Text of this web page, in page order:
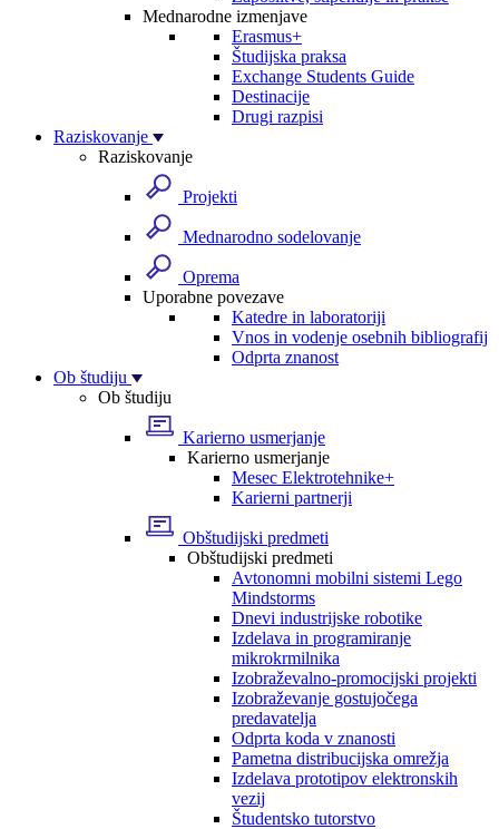
Mednarodne izmenjave
Erasmus+
Študijska praksa
Exchange Students Guide
Destinacije
Drugi razpisi
Raziskovanje
Raziskovanje
Projekti
Mednarodno sodelovanje
Oprema
Uporabne povezave
Katedre in laboratoriji
Vnos in vodenje osebnih bibliografij
Odprta znanost
Ob študiju
Ob študiju
Karierno usmerjanje
Karierno usmerjanje
Mesec Elektrotehnike+
Karierni partnerji
Obštudijski predmeti
Obštudijski predmeti
Avtonomni mobilni sistemi Lego
Mindstorms
Dnevi industrijske robotike
Izdelava in programiranje
mikrokrmilnika
Izobraževalno-promocijski projekti
Izobraževanje gostujočega
predavatelja
Odprta koda v znanosti
Pametna distribucijska omrežja
Izdelava prototipov elektronskih
vezij
Študentsko tutorstvo